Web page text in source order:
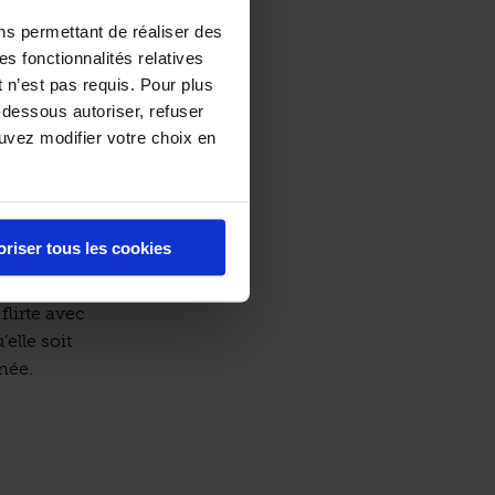
permettant de réaliser des
fonctionnalités relatives
pas requis. Pour plus
autoriser, refuser
modifier votre choix en
tous les cookies
que depuis
fondant
parfait
avec
soit